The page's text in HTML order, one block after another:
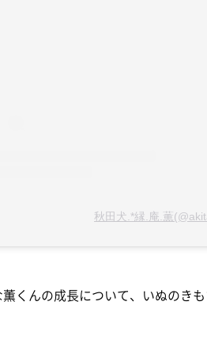
秋田犬.*縁.庵.薫
くんの成長について、いぬのき